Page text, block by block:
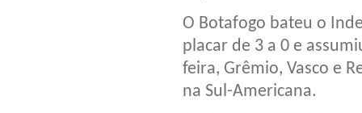
O Botafogo bateu o
placar de 3 a 0 e
feira, Grêmio, Vasco e
na Sul-Americana.